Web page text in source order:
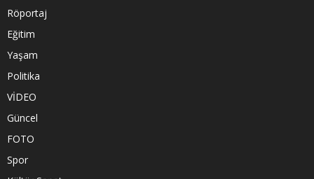
Röportaj
Eğitim
Yaşam
Politika
VİDEO
Güncel
FOTO
Spor